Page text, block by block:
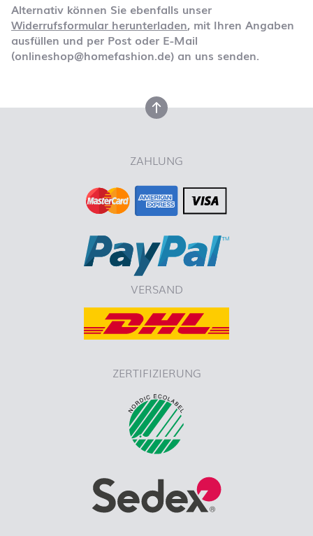
Alternativ können Sie ebenfalls unser
Widerrufsformular herunterladen, mit Ihren Angaben
ausfüllen und per Post oder E-Mail
(onlineshop@homefashion.de) an uns senden.
nach oben
ZAHLUNG
VERSAND
ZERTIFIZIERUNG